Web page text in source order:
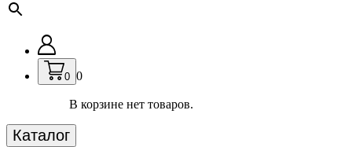
0 0
В корзине нет товаров.
Каталог